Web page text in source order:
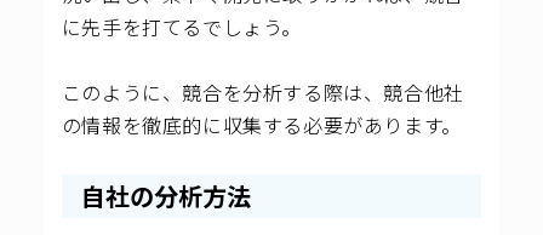
に先手を打てるでしょう。
このように、競合を分析する際は、競合他社
の情報を徹底的に収集する必要があります。
自社の分析方法